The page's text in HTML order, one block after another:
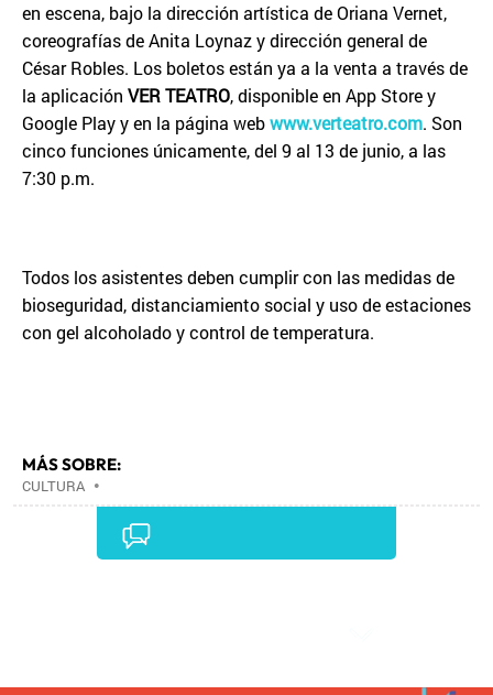
en escena, bajo la dirección artística de Oriana Vernet,
coreografías de Anita Loynaz y dirección general de
César Robles. Los boletos están ya a la venta a través de
la aplicación VER TEATRO, disponible en App Store y
Google Play y en la página webwww.verteatro.com. Son
cinco funciones únicamente, del 9 al 13 de junio, a las
7:30 p.m.
Todos los asistentes deben cumplir con las medidas de
bioseguridad, distanciamiento social y uso de estaciones
con gel alcoholado y control de temperatura.
MÁS SOBRE:
CULTURA •